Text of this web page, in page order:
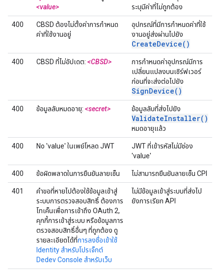
<value>
ระบุมีค่าที่ไม่ถูกต้อง
400
CBSD ต้องไม่ตั้งค่าการกําหนด
ค่าที่ใช้งานอยู่
อุปกรณ์ที่มีการกําหนดค่าที่ใช้
งานอยู่ส่งผ่านไปยัง
CreateDevice()
400 CBSD ที่ไม่อัปเดต: <CBSD>
การกําหนดค่าอุปกรณ์มีการ
เปลี่ยนแปลงบนเซิร์ฟเวอร์
ก่อนที่จะส่งต่อไปยัง
SignDevice()
400 ข้อมูลลับหมดอายุ: <secret> ข้อมูลลับที่ส่งไปยัง
ValidateInstaller()
หมดอายุแล้ว
400 No 'value' ในเพย์โหลด JWT
JWT ที่เข้ารหัสไม่มีช่อง
'value'
400 ข้อผิดพลาดในการยืนยันลายเซ็น ไม่สามารถยืนยันลายเซ็น CPI
401
คําขอที่หายไปต้องใช้ข้อมูลเข้าสู่
ระบบการตรวจสอบสิทธิ์ ต้องการ
โทเค็นเพื่อการเข้าถึง OAuth 2,
คุกกี้การเข้าสู่ระบบ หรือข้อมูลการ
ตรวจสอบสิทธิ์อื่นๆ ที่ถูกต้อง ดู
รายละเอียดได้ที่การลงชื่อเข้าใช้
Identity สําหรับโปรเจ็กต์
Dedev Console สําหรับเว็บ
ไม่มีข้อมูลเข้าสู่ระบบที่ส่งไป
ยังการเรียก API